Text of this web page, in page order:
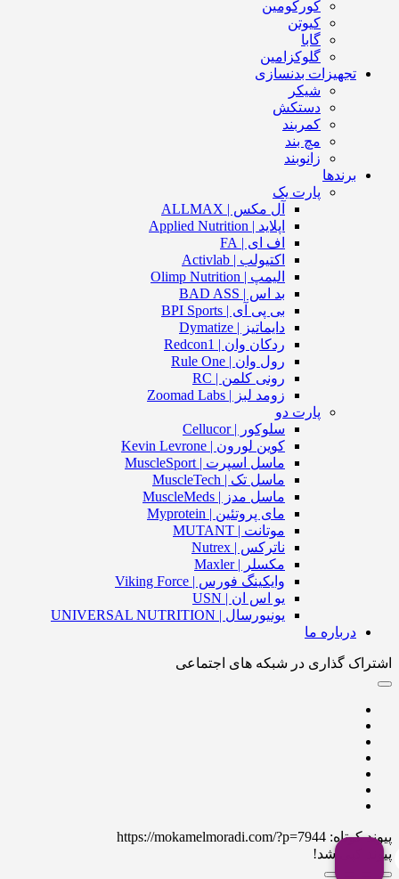
کورکومین
کیوتن
گابا
گلوکزامین
تجهیزات بدنسازی
شیکر
دستکش
کمربند
مچ بند
زانوبند
برندها
پارت یک
آل مکس | ALLMAX
اپلاید | Applied Nutrition
اف ای | FA
اکتیولب | Activlab
الیمپ | Olimp Nutrition
بد اس | BAD ASS
بی پی آی | BPI Sports
دایماتیز | Dymatize
ردکان وان | Redcon1
رول وان | Rule One
رونی کلمن | RC
زومد لبز | Zoomad Labs
پارت دو
سلوکور | Cellucor
کوین لورون | Kevin Levrone
ماسل اسپرت | MuscleSport
ماسل تک | MuscleTech
ماسل مدز | MuscleMeds
مای پروتئین | Myprotein
موتانت | MUTANT
ناترکس | Nutrex
مکسلر | Maxler
وایکینگ فورس | Viking Force
یو اس ان | USN
یونیورسال | UNIVERSAL NUTRITION
درباره ما
اشتراک گذاری در شبکه های اجتماعی
پیوند کوتاه: https://mokamelmoradi.com/?p=7944
پیوند کپی شد!